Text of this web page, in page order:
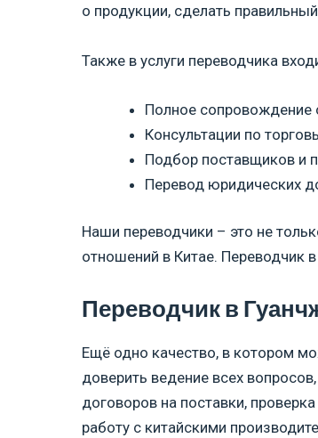
о продукции, сделать
Также в услуги переводчика
Полное сопровождение
Консультации по
Подбор поставщиков и
Перевод юридических
Наши переводчики – это не
отношений в Китае. Переводчик
Переводчик в
Ещё одно качество, в котором
доверить ведение всех
договоров на поставки,
работу с китайскими